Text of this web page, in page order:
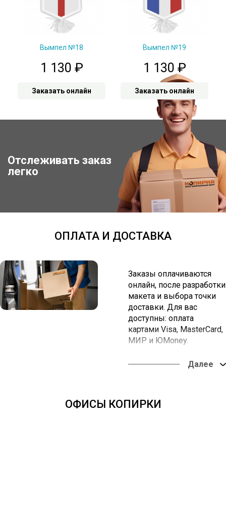
Вымпел №18
1 130 ₽
Заказать онлайн
Вымпел №19
1 130 ₽
Заказать онлайн
Отслеживать заказ
легко
Отследить заказ
ОПЛАТА И ДОСТАВКА
Заказы оплачиваются
онлайн, после разработки
макета и выбора точки
доставки. Для вас
доступны: оплата
картами Visa, MasterCard,
МИР и ЮMoney.
Вы можете забрать заказ
в наших офисах или
ОФИСЫ КОПИРКИ